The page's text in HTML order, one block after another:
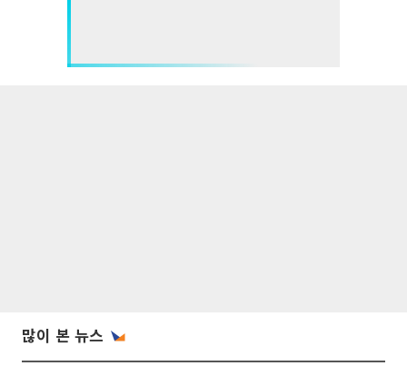
많이 본 뉴스